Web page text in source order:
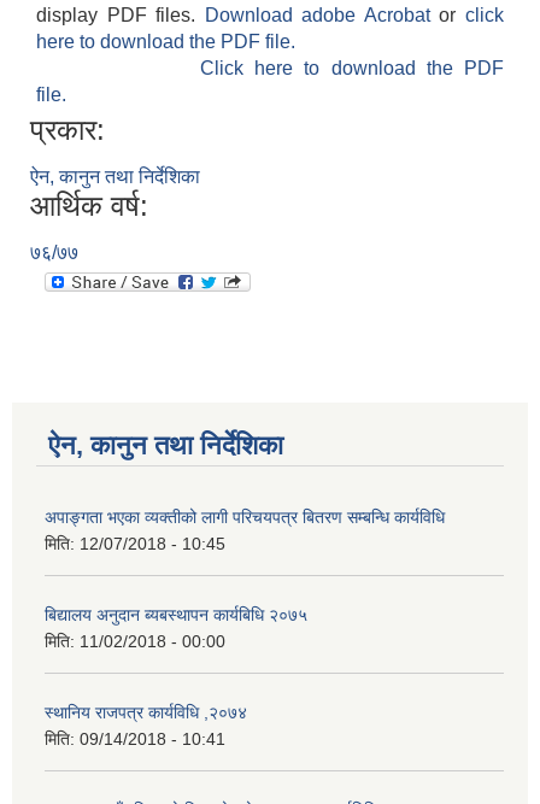
display PDF files.
Download adobe Acrobatorclick
here to download the PDF file.
Click here to download the PDF
file.
प्रकार:
ऐन, कानुन तथा निर्देशिका
आर्थिक वर्ष:
७६/७७
ऐन, कानुन तथा निर्देशिका
अपाङ्गता भएका व्यक्तीको लागी परिचयपत्र बितरण सम्बन्धि कार्यविधि
मिति: 12/07/2018 - 10:45
बिद्यालय अनुदान ब्यबस्थापन कार्यबिधि २०७५
मिति: 11/02/2018 - 00:00
स्थानिय राजपत्र कार्यविधि ,२०७४
मिति: 09/14/2018 - 10:41